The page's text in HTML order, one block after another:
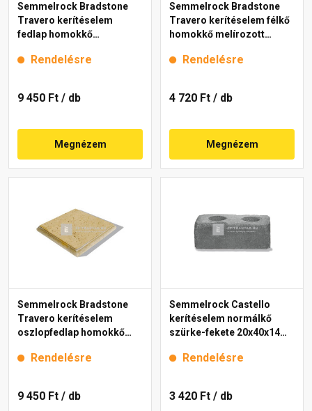
Semmelrock Bradstone
Travero kerítéselem
fedlap homokkő
Rendelésre
9 450 Ft / db
Megnézem
Semmelrock Bradstone
Travero kerítéselem félkő
homokkő melírozott
Rendelésre
4 720 Ft / db
Megnézem
Semmelrock Bradstone
Travero kerítéselem
oszlopfedlap homokkő
Rendelésre
9 450 Ft / db
Semmelrock Castello
kerítéselem normálkő
szürke-fekete 20x40x14
Rendelésre
3 420 Ft / db